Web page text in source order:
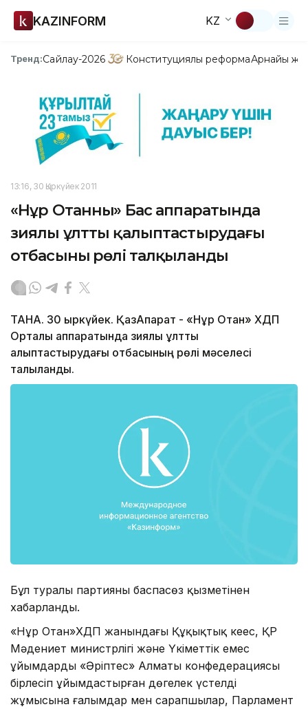
KAZINFORM KZ
Тренд:Сайлау-2026 Конституциялық реформаАрнайы
13:16, 30 Қыркүйек 2011
«Нұр Отанның» Бас аппаратында
зиялы ұлтты қалыптастырудағы
отбасының рөлі талқыланды
ТАНА. 30 қыркүйек. ҚазАқпарат - «Нұр Отан» ХДП
Орталық аппаратында зиялы ұлтты
қалыптастырудағы отбасының рөлі мәселесі
талқыланды.
Бұл туралы партияның баспасөз қызметінен
хабарланды.
«Нұр Отан»ХДП жанындағы Құқықтық кеңес, ҚР
Мәдениет министрлігі және Үкіметтік емес
ұйымдардың «Әріптес» Алматы конфедерациясы
бірлесіп ұйымдастырған дөңгелек үстелдің
жұмысына ғалымдар мен сарапшылар, Парламент